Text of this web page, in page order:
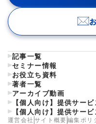
記事一覧
セミナー情報
お役立ち資料
著者一覧
アーカイブ動画
【個人向け】提供サー
【個人向け】提供サー
運営会社 サイト概要編集ポリ